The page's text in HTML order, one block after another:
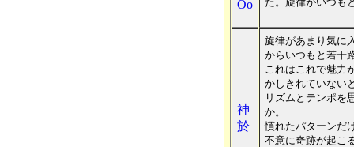
Oo
神
於
旋律があまり気に
からいつもと若干
これはこれで魅力
かしきれていない
リズムとテンポを
か。
慣れたパターンだ
不意に奇跡が起こ